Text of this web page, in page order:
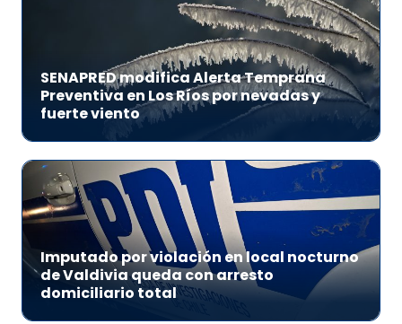
SENAPRED modifica Alerta Temprana
Preventiva en Los Ríos por nevadas y
fuerte viento
Imputado por violación en local nocturno
de Valdivia queda con arresto
domiciliario total